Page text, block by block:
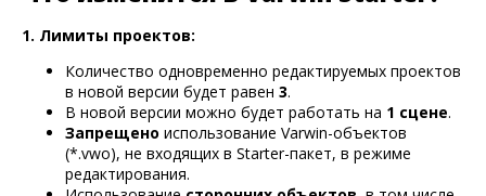
1. Лимиты проектов:
Количество одновременно редактируемых проектов
в новой версии будет равен 3.
В новой версии можно будет работать на 1 сцене.
Запрещено использование Varwin-объектов
(*.vwo), не входящих в Starter-пакет, в режиме
редактирования.